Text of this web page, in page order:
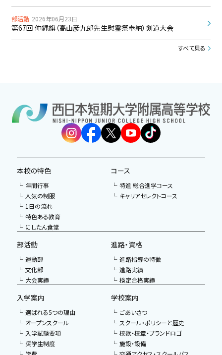
部活動 2026年06月23日
第67回 仲縄旗（高山彦九郎先生慰霊祭奉納）剣道大会
すべて見る
本校の特色
年間行事
人気の制服
1日の流れ
特色ある教育
にしたん食堂
コース
特進 総合進学コース
キャリアセレクトコース
部活動
運動部
文化部
大会実績
進路・資格
進路指導の特徴
進路実績
検定合格実績
入学案内
選ばれる5つの理由
オープンスクール
入学試験要項
奨学生制度
学校案内
ごあいさつ
スクール・ポリシーと歴史
校歌・校章・ブランドロゴ
施設・設備